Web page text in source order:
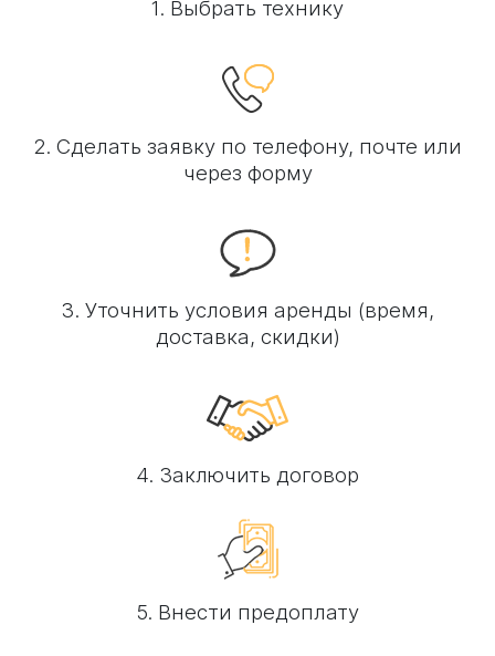
1. Выбрать технику
2. Сделать заявку по телефону, почте или
через форму
3. Уточнить условия аренды (время,
доставка, скидки)
4. Заключить договор
5. Внести предоплату